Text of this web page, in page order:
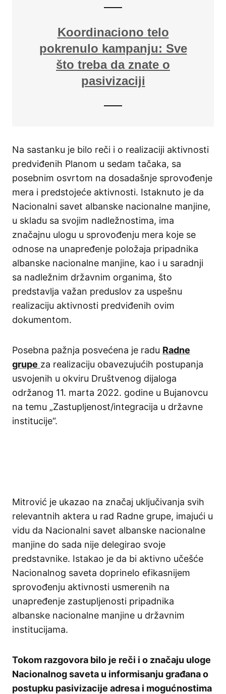
Koordinaciono telo
pokrenulo kampanju: Sve
što treba da znate o
pasivizaciji
Na sastanku je bilo reči i o realizaciji aktivnosti
predviđenih Planom u sedam tačaka, sa
posebnim osvrtom na dosadašnje sprovođenje
mera i predstojeće aktivnosti. Istaknuto je da
Nacionalni savet albanske nacionalne manjine,
u skladu sa svojim nadležnostima, ima
značajnu ulogu u sprovođenju mera koje se
odnose na unapređenje položaja pripadnika
albanske nacionalne manjine, kao i u saradnji
sa nadležnim državnim organima, što
predstavlja važan preduslov za uspešnu
realizaciju aktivnosti predviđenih ovim
dokumentom.
Posebna pažnja posvećena je radu Radne
grupe za realizaciju obavezujućih postupanja
usvojenih u okviru Društvenog dijaloga
održanog 11. marta 2022. godine u Bujanovcu
na temu „Zastupljenost/integracija u državne
institucije“.
Mitrović je ukazao na značaj uključivanja svih
relevantnih aktera u rad Radne grupe, imajući u
vidu da Nacionalni savet albanske nacionalne
manjine do sada nije delegirao svoje
predstavnike. Istakao je da bi aktivno učešće
Nacionalnog saveta doprinelo efikasnijem
sprovođenju aktivnosti usmerenih na
unapređenje zastupljenosti pripadnika
albanske nacionalne manjine u državnim
institucijama.
Tokom razgovora bilo je reči i o značaju uloge
Nacionalnog saveta u informisanju građana o
postupku pasivizacije adresa i mogućnostima